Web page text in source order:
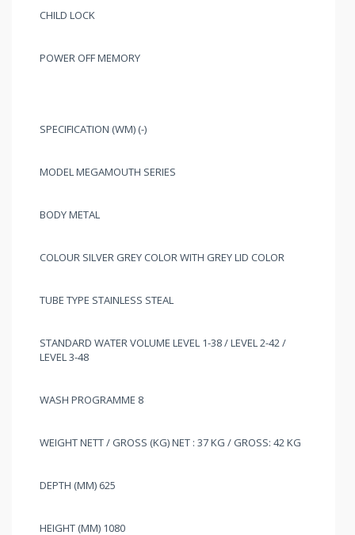
CHILD LOCK
POWER OFF MEMORY
SPECIFICATION (WM) (-)
MODEL MEGAMOUTH SERIES
BODY METAL
COLOUR SILVER GREY COLOR WITH GREY LID COLOR
TUBE TYPE STAINLESS STEAL
STANDARD WATER VOLUME LEVEL 1-38 / LEVEL 2-42 /
LEVEL 3-48
WASH PROGRAMME 8
WEIGHT NETT / GROSS (KG) NET : 37 KG / GROSS: 42 KG
DEPTH (MM) 625
HEIGHT (MM) 1080